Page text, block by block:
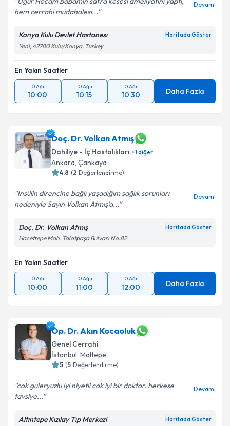
hem cerrahi müdahalesi...
Devamı
Konya Kulu Devlet Hastanesı Haritada Göster
Yeni, 42780 Kulu/Konya, Turkey
En Yakın Saatler
10 Ağu
10:00
10 Ağu
10:15
10 Ağu
10:30 Daha Fazla
Doç. Dr. Volkan Atmış
Dahiliye - İç Hastalıkları +1diğer
Ankara, Çankaya
4.8 (2 Değerlendirme)
İnsülin direncine bağlı yaşadığım sağlık sorunları
nedeniyle Sayın Volkan Atmış’a...
Devamı
Doç. Dr. Volkan Atmış Haritada Göster
Hacettepe Mah. Talatpaşa Bulvarı No:82
En Yakın Saatler
10 Ağu
10:00
10 Ağu
11:00
10 Ağu
12:00 Daha Fazla
Op. Dr. Akın Kocaoluk
Genel Cerrahi
İstanbul, Maltepe
5 (5 Değerlendirme)
cok guleryuzlu iyi niyetli cok iyi bir doktor. herkese
tavsiye...
Devamı
Altıntepe Kızılay Tıp Merkezi Haritada Göster